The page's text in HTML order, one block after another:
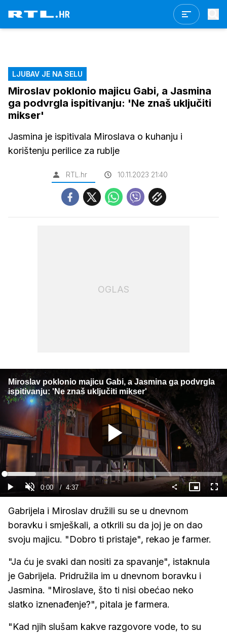
LJUBAV JE NA SELU
Miroslav poklonio majicu Gabi, a Jasmina
ga podvrgla ispitivanju: 'Ne znaš uključiti
mikser'
Jasmina je ispitivala Miroslava o kuhanju i
korištenju perilice za rublje
RTL.hr 10.11.2023 21:40
OGLAS
Miroslav poklonio majicu Gabi, a Jasmina ga podvrgla
ispitivanju: 'Ne znaš uključiti mikser'
Gledaj
GledajUpali
zvuk
Current
Time
0:00 / Duration
4:37
Loaded:
14.36%
Slika
u
Gabrijela i Miroslav družili su se u dnevnom
boravku i smješkali, a otkrili su da joj je on dao
svoju majicu. "Dobro ti pristaje", rekao je farmer.
"Ja ću je svaki dan nositi za spavanje", istaknula
je Gabrijela. Pridružila im u dnevnom boravku i
Jasmina. "Miroslave, što ti nisi obećao neko
slatko iznenađenje?", pitala je farmera.
"Kad njih slušam kakve razgovore vode, to su